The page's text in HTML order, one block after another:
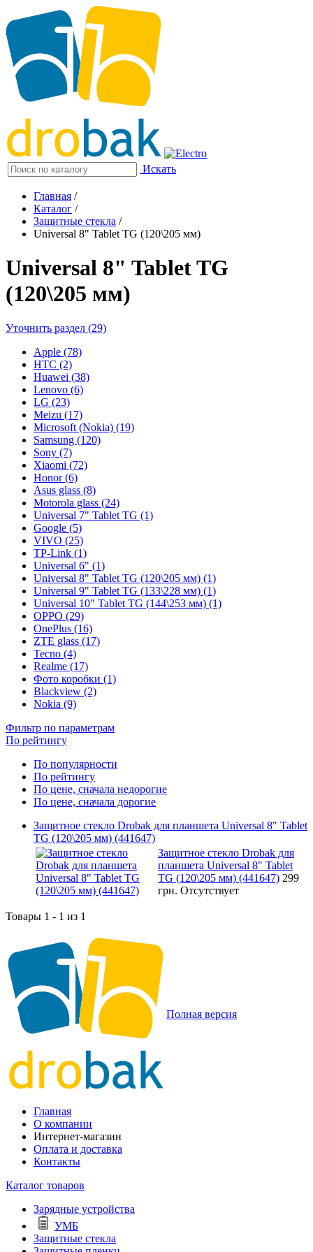
Искать
Главная /
Каталог /
Защитные стекла /
Universal 8" Tablet TG (120\205 мм)
Universal 8" Tablet TG
(120\205 мм)
Уточнить раздел (29)
Apple (78)
HTC (2)
Huawei (38)
Lenovo (6)
LG (23)
Meizu (17)
Microsoft (Nokia) (19)
Samsung (120)
Sony (7)
Xiaomi (72)
Honor (6)
Asus glass (8)
Motorola glass (24)
Universal 7" Tablet TG (1)
Google (5)
VIVO (25)
TP-Link (1)
Universal 6" (1)
Universal 8" Tablet TG (120\205 мм) (1)
Universal 9" Tablet TG (133\228 мм) (1)
Universal 10" Tablet TG (144\253 мм) (1)
OPPO (29)
OnePlus (16)
ZTE glass (17)
Tecno (4)
Realme (17)
Фото коробки (1)
Blackview (2)
Nokia (9)
Фильтр по параметрам
По рейтингу
По популярности
По рейтингу
По цене, сначала недорогие
По цене, сначала дорогие
Защитное стекло Drobak для планшета Universal 8" Tablet
TG (120\205 мм) (441647)
Защитное стекло Drobak для
планшета Universal 8" Tablet
TG (120\205 мм) (441647) 299
грн. Отсутствует
Товары 1 - 1 из 1
Полная версия
Главная
О компании
Интернет-магазин
Оплата и доставка
Контакты
Каталог товаров
Зарядные устройства
УМБ
Защитные стекла